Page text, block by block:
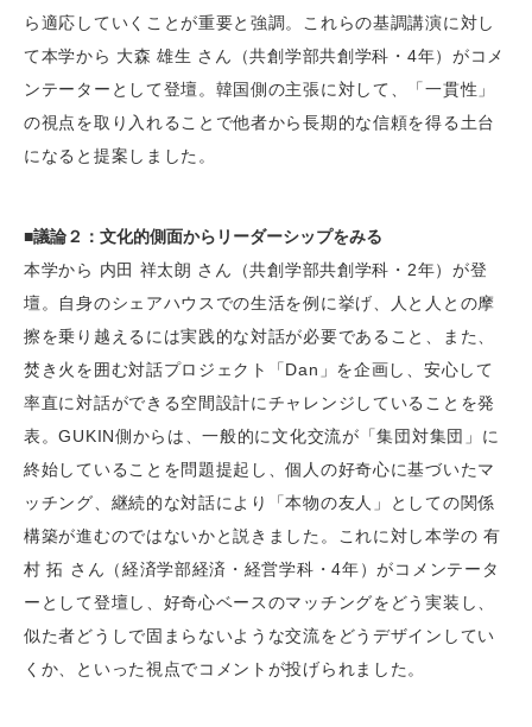
ら適応していくことが重要と強調。これらの基調講演に対し
て本学から 大森 雄生 さん（共創学部共創学科・4年）がコメ
ンテーターとして登壇。韓国側の主張に対して、「一貫性」
の視点を取り入れることで他者から長期的な信頼を得る土台
になると提案しました。
■議論２：文化的側面からリーダーシップをみる
本学から 内田 祥太朗 さん（共創学部共創学科・2年）が登
壇。自身のシェアハウスでの生活を例に挙げ、人と人との摩
擦を乗り越えるには実践的な対話が必要であること、また、
焚き火を囲む対話プロジェクト「Dan」を企画し、安心して
率直に対話ができる空間設計にチャレンジしていることを発
表。GUKIN側からは、一般的に文化交流が「集団対集団」に
終始していることを問題提起し、個人の好奇心に基づいたマ
ッチング、継続的な対話により「本物の友人」としての関係
構築が進むのではないかと説きました。これに対し本学の 有
村 拓 さん（経済学部経済・経営学科・4年）がコメンテータ
ーとして登壇し、好奇心ベースのマッチングをどう実装し、
似た者どうしで固まらないような交流をどうデザインしてい
くか、といった視点でコメントが投げられました。